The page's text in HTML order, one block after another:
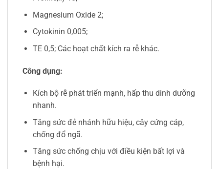
Magnesium Oxide 2;
Cytokinin 0,005;
TE 0,5; Các hoạt chất kích ra rễ khác.
Công dụng:
Kích bộ rễ phát triển mạnh, hấp thu dinh dưỡng
nhanh.
Tăng sức đẻ nhánh hữu hiệu, cây cứng cáp,
chống đổ ngã.
Tăng sức chống chịu với điều kiện bất lợi và
bệnh hại.